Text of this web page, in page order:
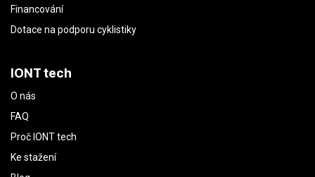
Financování
Dotace na podporu cyklistiky
IONT tech
O nás
FAQ
Proč IONT tech
Ke stažení